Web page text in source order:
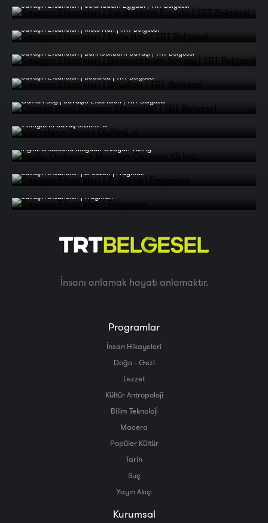
Savaşın Efsaneleri | Selahaddin Eyyubi | TRT Belgesel
Savaşın Efsaneleri | Mete Han | TRT Belgesel
Savaşın Efsaneleri | Bannockburn Savaşı | TRT Belgesel
Savaşın Efsaneleri | Boudica | TRT Belgesel
Osman Bey | Savaşın Efsaneleri | TRT Belgesel
Vikinglerin Savaş Dizilimi ⚔️
İngiliz Ordusuna Meydan Okuyan Viking
Savaşın Efsaneleri | 2. Sezon | Fragman
Savaşın Efsaneleri | Fragman
İnsanı anlamak hayatı anlamaktır.
Programlar
İnsan Hikayeleri
Doğa - Gezi
Lezzet
Kültür Antropoloji
Bilim Teknoloji̇
Macera
Popüler Kültür
Tarih
Suç
Yayın Akışı
Kurumsal